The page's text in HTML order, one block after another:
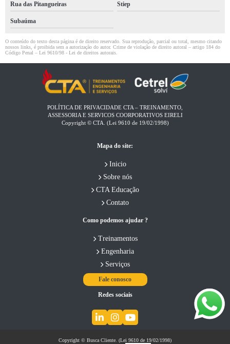
Rua das Pitangueiras Stiep
Subaúma
O conteúdo do texto desta página é de direito reservado. Sua reprodução, parcial ou total, mesmo citando
nossos links, é proibida sem a autorização do autor. Crime de violação de direito autoral – artigo 184 do
Código Penal – Lei 9610/98 - Lei de direitos autorais
POLÍTICA DE PRIVACIDADE CTA – TREINAMENTO,
ASSESSORIA E SERVICOS COORPORATIVOS EIRELI​
Copyright © CTA. (Lei 9610 de 19/02/1998)
Mapa do site:
Inicio
Sobre nós
CTA Educação
Contato
Como podemos ajudar ?
Treinamentos
Engenharia
Serviços
Fale conosco
Redes sociais
Copyright © Busca Cliente. (Lei 9610 de 19/02/1998)